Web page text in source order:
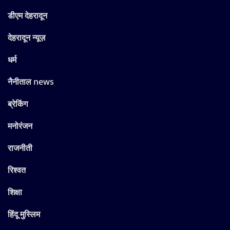
डीएम देहरादून
देहरादून न्यूज़
धर्म
नैनीताल news
ब्रेकिंग
मनोरंजन
राजनीती
रिश्वत
शिक्षा
हिंदू मुस्लिम